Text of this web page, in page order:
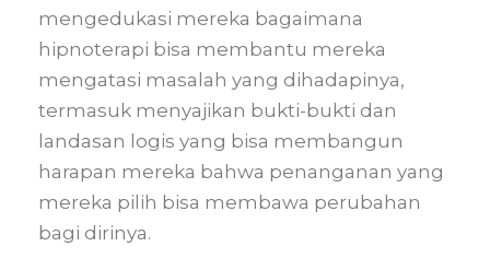
mengedukasi mereka bagaimana
hipnoterapi bisa membantu mereka
mengatasi masalah yang dihadapinya,
termasuk menyajikan bukti-bukti dan
landasan logis yang bisa membangun
harapan mereka bahwa penanganan yang
mereka pilih bisa membawa perubahan
bagi dirinya.